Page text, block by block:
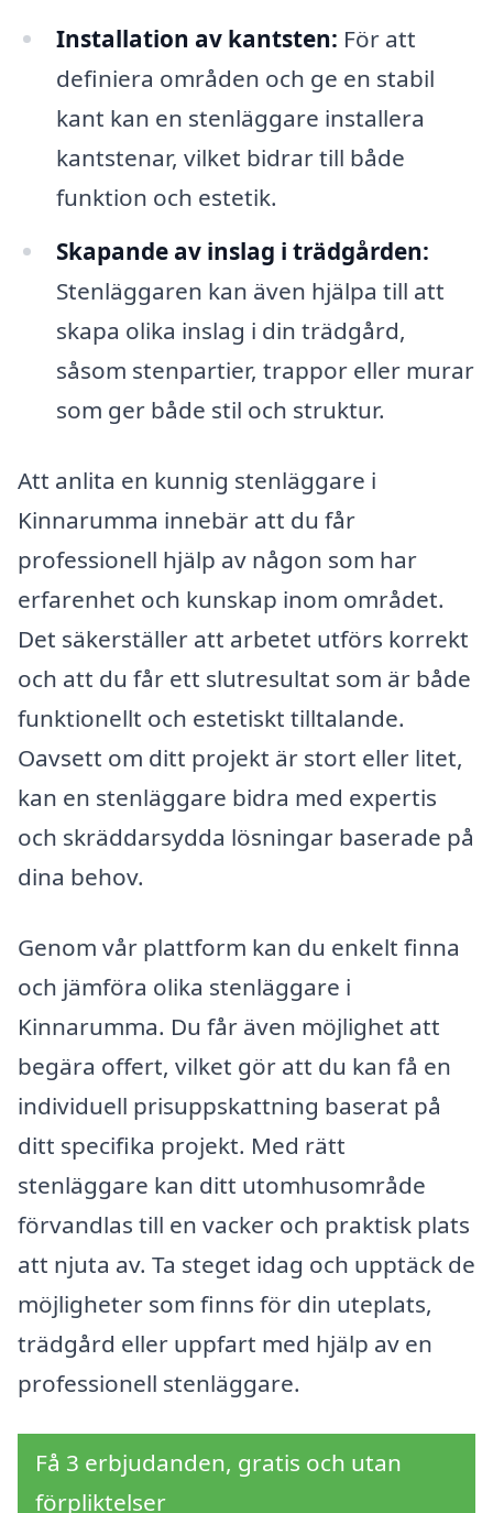
Installation av kantsten: För att
definiera områden och ge en stabil
kant kan en stenläggare installera
kantstenar, vilket bidrar till både
funktion och estetik.
Skapande av inslag i trädgården:
Stenläggaren kan även hjälpa till att
skapa olika inslag i din trädgård,
såsom stenpartier, trappor eller murar
som ger både stil och struktur.
Att anlita en kunnig stenläggare i
Kinnarumma innebär att du får
professionell hjälp av någon som har
erfarenhet och kunskap inom området.
Det säkerställer att arbetet utförs korrekt
och att du får ett slutresultat som är både
funktionellt och estetiskt tilltalande.
Oavsett om ditt projekt är stort eller litet,
kan en stenläggare bidra med expertis
och skräddarsydda lösningar baserade på
dina behov.
Genom vår plattform kan du enkelt finna
och jämföra olika stenläggare i
Kinnarumma. Du får även möjlighet att
begära offert, vilket gör att du kan få en
individuell prisuppskattning baserat på
ditt specifika projekt. Med rätt
stenläggare kan ditt utomhusområde
förvandlas till en vacker och praktisk plats
att njuta av. Ta steget idag och upptäck de
möjligheter som finns för din uteplats,
trädgård eller uppfart med hjälp av en
professionell stenläggare.
Få 3 erbjudanden, gratis och utan
förpliktelser